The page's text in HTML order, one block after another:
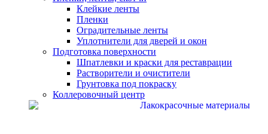
Клейкие ленты
Пленки
Оградительные ленты
Уплотнители для дверей и окон
Подготовка поверхности
Шпатлевки и краски для реставрации
Растворители и очистители
Грунтовка под покраску
Коллеровочный центр